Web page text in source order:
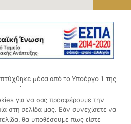
μέσα από το Υποέργο 1 της
πράξης
Επιχειρηματικότητας του
Αχαΐας» (ΟΠΣ 5045300),
«Δυτική Ελλάδα 2014-2020».
για να σας προσφέρουμε την
στη σελίδα μας. Εάν συνεχίσετε να
θα υποθέσουμε πως είστε